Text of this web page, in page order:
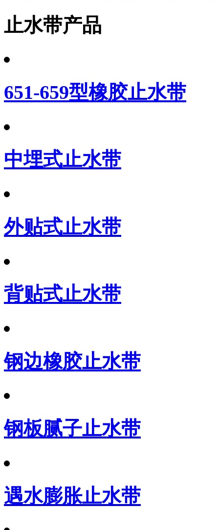
止水带产品
651-659型橡胶止水带
中埋式止水带
外贴式止水带
背贴式止水带
钢边橡胶止水带
钢板腻子止水带
遇水膨胀止水带